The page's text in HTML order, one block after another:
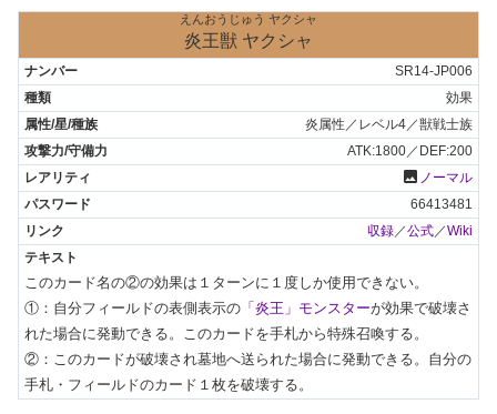
えんおうじゅう ヤクシャ
炎王獣 ヤクシャ
SR14-JP006
効果
炎属性／レベル4／獣戦士族
ATK:1800／DEF:200
photo ノーマル
66413481
収録 ／公式 ／Wiki
このカード名の②の効果は１ターンに１度しか使用できない。
①：自分フィールドの表側表示の 「炎王」モンスターが効果で破壊さ
れた場合に発動できる。このカードを手札から特殊召喚する。
②：このカードが破壊され墓地へ送られた場合に発動できる。自分の
手札・フィールドのカード１枚を破壊する。